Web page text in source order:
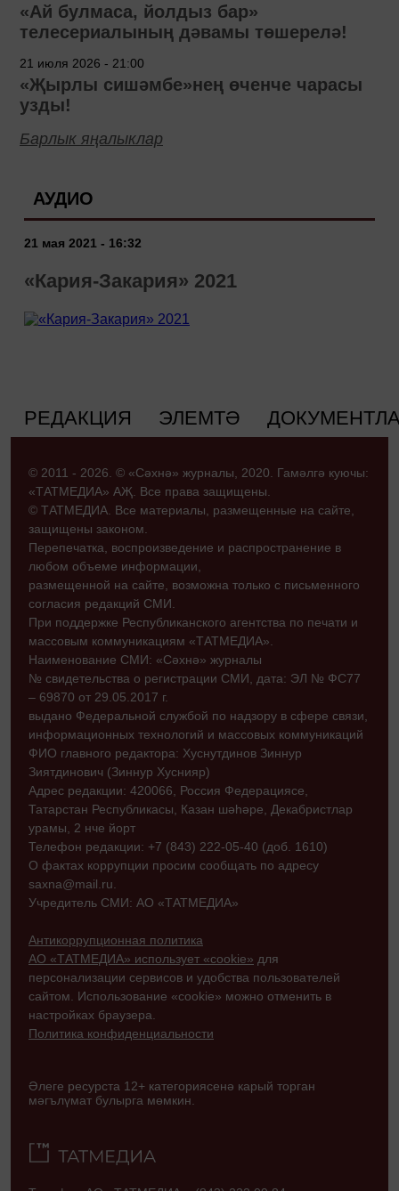
«Ай булмаса, йолдыз бар»
телесериалының дәвамы төшерелә!
21 июля 2026 - 21:00
«Җырлы сишәмбе»нең өченче чарасы
узды!
Барлык яңалыклар
АУДИО
21 мая 2021 - 16:32
«Кария-Закария» 2021
РЕДАКЦИЯ ЭЛЕМТӘ
© 2011 - 2026. © «Сәхнә» журналы, 2020. Гамәлгә куючы:
«ТАТМЕДИА» АҖ. Все права защищены.
© ТАТМЕДИА. Все материалы, размещенные на сайте,
защищены законом.
Перепечатка, воспроизведение и распространение в
любом объеме информации,
размещенной на сайте, возможна только с письменного
согласия редакций СМИ.
При поддержке Республиканского агентства по печати и
массовым коммуникациям «ТАТМЕДИА».
Наименование СМИ: «Сәхнә» журналы
№ свидетельства о регистрации СМИ, дата: ЭЛ № ФС77
– 69870 от 29.05.2017 г.
выдано Федеральной службой по надзору в сфере связи,
информационных технологий и массовых коммуникаций
ФИО главного редактора: Хуснутдинов Зиннур
Зиятдинович (Зиннур Хуснияр)
Адрес редакции: 420066, Россия Федерациясе,
Татарстан Республикасы, Казан шәһәре, Декабристлар
урамы, 2 нче йорт
Телефон редакции: +7 (843) 222-05-40 (доб. 1610)
О фактах коррупции просим сообщать по адресу
saxna@mail.ru.
Учредитель СМИ: АО «ТАТМЕДИА»
Антикоррупционная политика
АО «ТАТМЕДИА» использует «cookie» для
персонализации сервисов и удобства пользователей
сайтом. Использование «cookie» можно отменить в
настройках браузера.
Политика конфиденциальности
Әлеге ресурста 12+ категориясенә карый торган
мәгълүмат булырга мөмкин.